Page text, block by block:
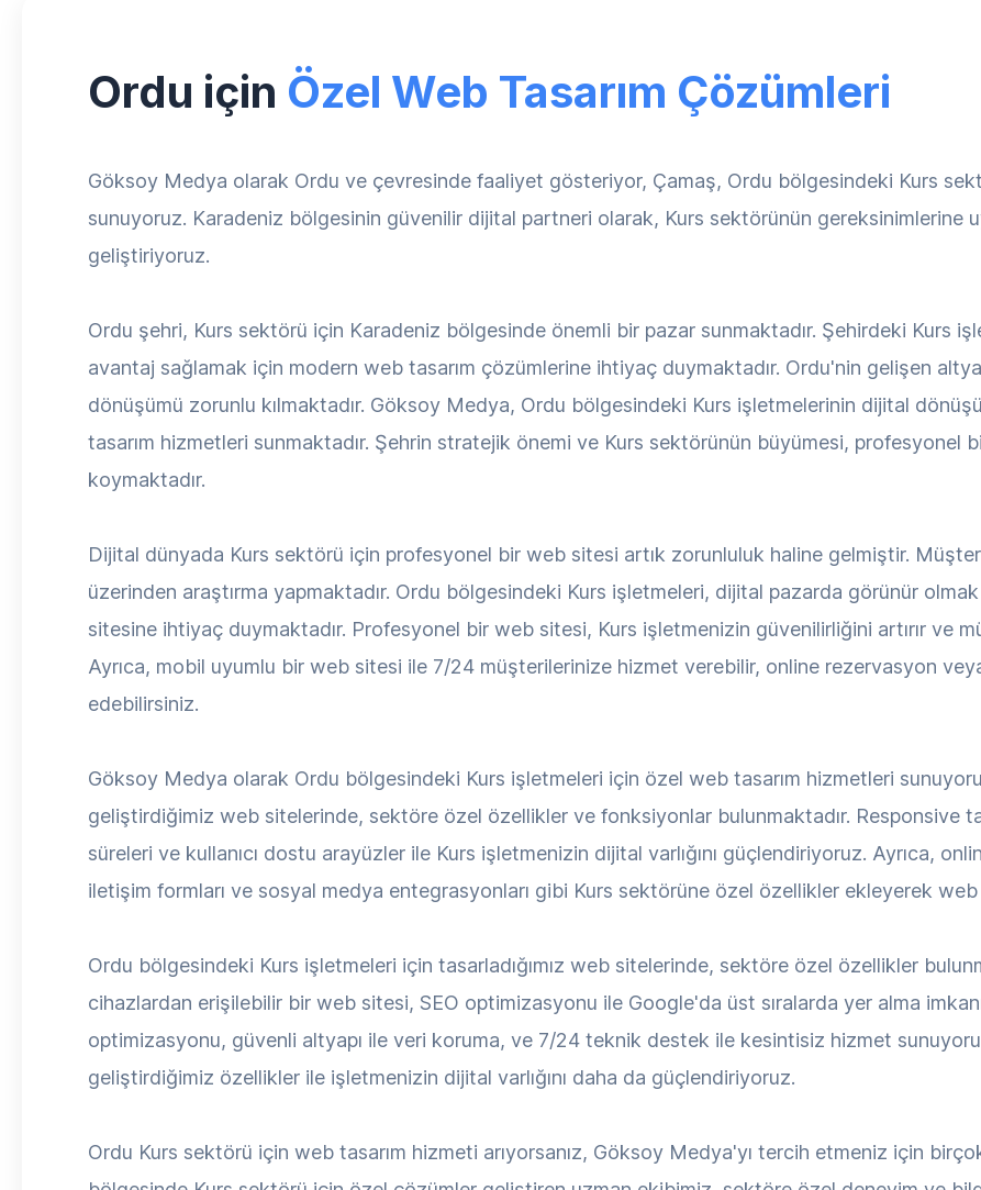
Ordu için Özel Web Tasarım Çözümleri
Göksoy Medya olarak Ordu ve çevresinde faaliyet gösteriyor, Çamaş, Ordu bölgesindeki Kurs
sunuyoruz. Karadeniz bölgesinin güvenilir dijital partneri olarak, Kurs sektörünün gereksinimlerine
geliştiriyoruz.
Ordu şehri, Kurs sektörü için Karadeniz bölgesinde önemli bir pazar sunmaktadır. Şehirdeki Kurs
avantaj sağlamak için modern web tasarım çözümlerine ihtiyaç duymaktadır. Ordu'nin gelişen
dönüşümü zorunlu kılmaktadır. Göksoy Medya, Ordu bölgesindeki Kurs işletmelerinin dijital
tasarım hizmetleri sunmaktadır. Şehrin stratejik önemi ve Kurs sektörünün büyümesi, profesyonel
koymaktadır.
Dijital dünyada Kurs sektörü için profesyonel bir web sitesi artık zorunluluk haline gelmiştir.
üzerinden araştırma yapmaktadır. Ordu bölgesindeki Kurs işletmeleri, dijital pazarda görünür
sitesine ihtiyaç duymaktadır. Profesyonel bir web sitesi, Kurs işletmenizin güvenilirliğini artırır ve
Ayrıca, mobil uyumlu bir web sitesi ile 7/24 müşterilerinize hizmet verebilir, online rezervasyon
edebilirsiniz.
Göksoy Medya olarak Ordu bölgesindeki Kurs işletmeleri için özel web tasarım hizmetleri
geliştirdiğimiz web sitelerinde, sektöre özel özellikler ve fonksiyonlar bulunmaktadır. Responsive
süreleri ve kullanıcı dostu arayüzler ile Kurs işletmenizin dijital varlığını güçlendiriyoruz. Ayrıca,
iletişim formları ve sosyal medya entegrasyonları gibi Kurs sektörüne özel özellikler ekleyerek
Ordu bölgesindeki Kurs işletmeleri için tasarladığımız web sitelerinde, sektöre özel özellikler
cihazlardan erişilebilir bir web sitesi, SEO optimizasyonu ile Google'da üst sıralarda yer alma
optimizasyonu, güvenli altyapı ile veri koruma, ve 7/24 teknik destek ile kesintisiz hizmet
geliştirdiğimiz özellikler ile işletmenizin dijital varlığını daha da güçlendiriyoruz.
Ordu Kurs sektörü için web tasarım hizmeti arıyorsanız, Göksoy Medya'yı tercih etmeniz için